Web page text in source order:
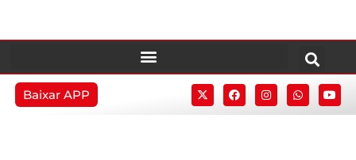
Baixar APP